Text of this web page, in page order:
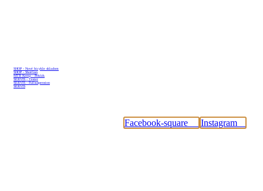
SHOP - Nové bicykle skladom
SHOP - ShotGun
MTB Kemp - Peklák
SERVIS - Tester
SERVIS - Fullsuspension
SERVIS
Facebook-square Instagram